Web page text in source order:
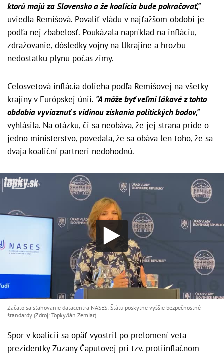
ktorú majú za Slovensko a že koalícia bude pokračovať,"
uviedla Remišová. Povaliť vládu v najťažšom období je
podľa nej zbabelosť. Poukázala napríklad na infláciu,
zdražovanie, dôsledky vojny na Ukrajine a hrozbu
nedostatku plynu počas zimy.
Celosvetová inflácia dolieha podľa Remišovej na všetky
krajiny v Európskej únii. "A môže byť veľmi lákavé z tohto
obdobia vyviaznuť s vidinou získania politických bodov,"
vyhlásila. Na otázku, či sa neobáva, že jej strana príde o
jedno ministerstvo, povedala, že sa obáva len toho, že sa
dvaja koaliční partneri nedohodnú.
Začalo sa sťahovanie datacentra NASES: Štátu poskytne vyššie bezpečnostné
štandardy (Zdroj: Topky/Ján Zemiar)
Spor v koalícii sa opäť vyostril po prelomení veta
prezidentky Zuzany Čaputovej pri tzv. protiinflačnom